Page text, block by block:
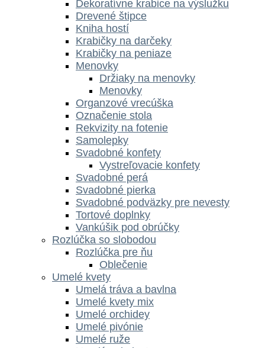
Dekoratívne krabice na výslužku
Drevené štipce
Kniha hostí
Krabičky na darčeky
Krabičky na peniaze
Menovky
Držiaky na menovky
Menovky
Organzové vrecúška
Označenie stola
Rekvizity na fotenie
Samolepky
Svadobné konfety
Vystreľovacie konfety
Svadobné perá
Svadobné pierka
Svadobné podväzky pre nevesty
Tortové doplnky
Vankúšik pod obrúčky
Rozlúčka so slobodou
Rozlúčka pre ňu
Oblečenie
Umelé kvety
Umelá tráva a bavlna
Umelé kvety mix
Umelé orchidey
Umelé pivónie
Umelé ruže